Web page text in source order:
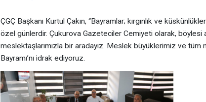
ÇGÇ Başkanı Kurtul Çakın, “Bayramlar; kırgınlık ve
özel günlerdir. Çukurova Gazeteciler Cemiyeti olarak, böylesi
meslektaşlarımızla bir aradayız. Meslek büyüklerimiz ve tüm
Bayramı’nı idrak ediyoruz.